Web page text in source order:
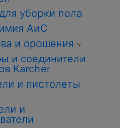
уборки пола
АиС
и орошения
и соединители
Karcher
и пистолеты
и